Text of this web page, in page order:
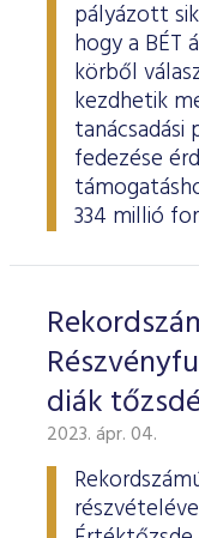
pályázott
hogy a BÉT
körből
kezdhetik
fedezése
334 millió
diák
2023. ápr. 04.